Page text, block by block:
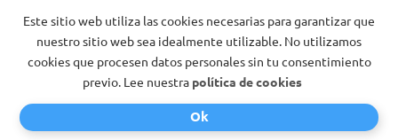
Crea nuevos contenidos con
regularidad
Si quieres captar a tu público objetivo de forma
permanente, debes añadir regularmente nuevos
Este sitio web utiliza las cookies necesarias para garantizar que
nuestro sitio web sea idealmente utilizable. No utilizamos
cookies que procesen datos personales sin tu consentimiento
previo. Lee nuestra política de cookies
Ok